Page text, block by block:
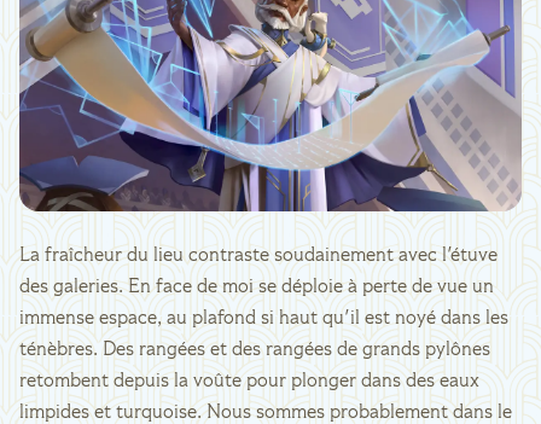
La fraîcheur du lieu contraste soudainement avec l'étuve
des galeries. En face de moi se déploie à perte de vue un
immense espace, au plafond si haut qu'il est noyé dans les
ténèbres. Des rangées et des rangées de grands pylônes
retombent depuis la voûte pour plonger dans des eaux
limpides et turquoise. Nous sommes probablement dans le